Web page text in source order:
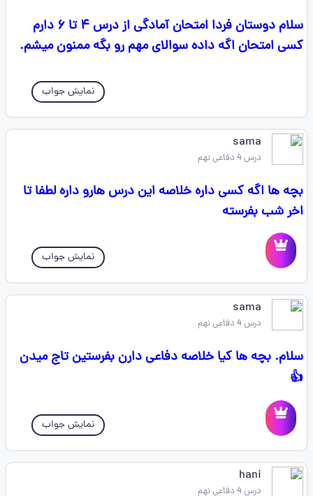
سلام دوستان فردا امتحان آمادگی از درس ۴ تا ۶ دارم
کسی امتحان اگه داده سوالای مهم رو بگه ممنون میشم.
نمایش جواب
sama
درس 4 دفاعی نهم
بچه ها اگه کسی داره خلاصه این درس هارو داره لطفا تا
اخر شب بفرسته
نمایش جواب
sama
درس 4 دفاعی نهم
سلام. بچه ها کیا خلاصه دفاعی دارن بفرستین تاج میدن
👍
نمایش جواب
hani
درس 4 دفاعی نهم